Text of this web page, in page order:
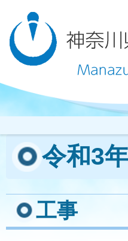
令和3
工事